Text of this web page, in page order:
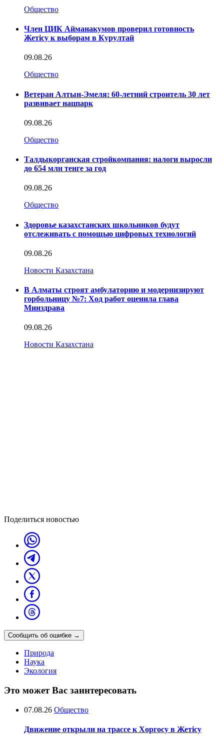
Общество
Член ЦИК Айманакумов проверил готовность
Жетісу к выборам в Курултай
09.08.26
Общество
Ветеран Алтын-Эмеля: 60-летний строитель 30 лет
развивает нацпарк
09.08.26
Общество
Талдыкорганская стройкомпания: налоги выросли
до 654 млн тенге за год
09.08.26
Общество
Здоровье казахстанских школьников будут
отслеживать с помощью цифровых технологий
09.08.26
Новости Казахстана
В Алматы строят амбулаторию и модернизируют
горбольницу №7: Ход работ оценила глава
Минздрава
09.08.26
Новости Казахстана
Поделиться новостью
Сообщить об ошибке →
Природа
Наука
Экология
Это может Вас заинтересовать
07.08.26 Общество
Движение открыли на трассе к Хоргосу в Жетісу